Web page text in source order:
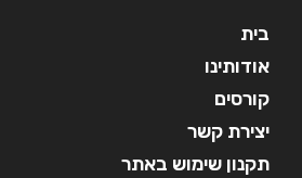
בית
אודותינו
קורסים
יצירת קשר
תקנון שימוש באתר